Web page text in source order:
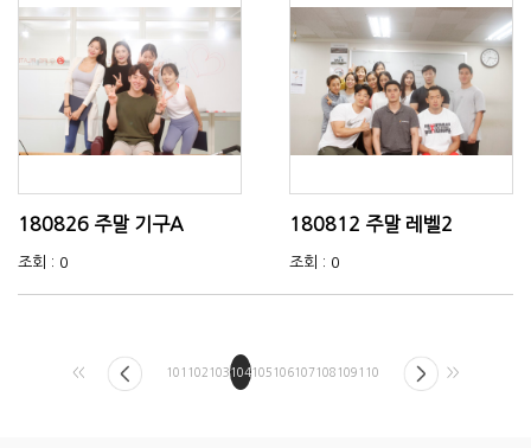
180826 주말 기구A
조회 : 0
180812 주말 레벨2
조회 : 0
<< 101 102 103104105 106107 108 109 110 >>